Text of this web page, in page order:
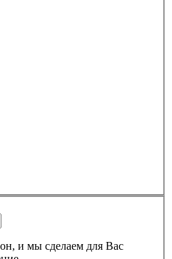
и мы сделаем для Вас